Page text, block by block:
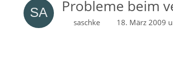
Probleme beim
saschke 18. März 2009